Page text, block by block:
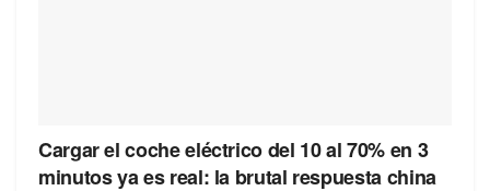
Cargar el coche eléctrico del 10 al 70% en 3
minutos ya es real: la brutal respuesta china